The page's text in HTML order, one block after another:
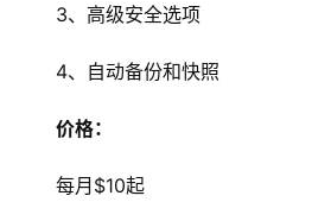
3、高级安全选项
4、自动备份和快照
价格：
每月$10起